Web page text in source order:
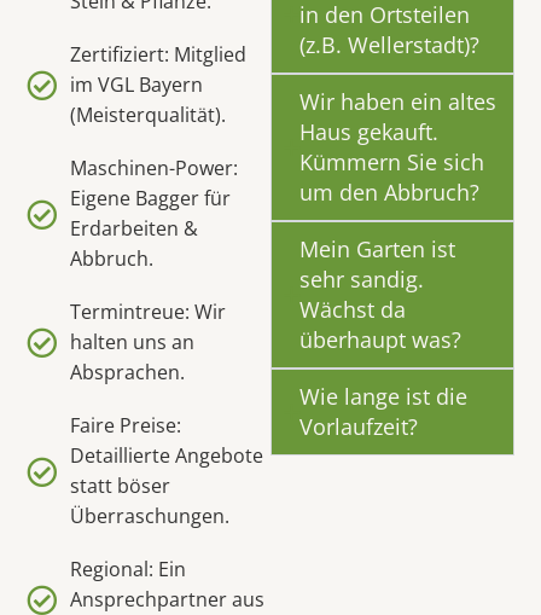
Zertifiziert: Mitglied
im VGL Bayern
(Meisterqualität).
Maschinen-Power:
Eigene Bagger für
Erdarbeiten &
Abbruch.
Termintreue: Wir
halten uns an
Absprachen.
Faire Preise:
Detaillierte Angebote
statt böser
Überraschungen.
Regional: Ein
Ansprechpartner aus
in den Ortsteilen
(z.B. Wellerstadt)?
Wir haben ein altes
Haus gekauft.
Kümmern Sie sich
um den Abbruch?
Mein Garten ist
sehr sandig.
Wächst da
überhaupt was?
Wie lange ist die
Vorlaufzeit?